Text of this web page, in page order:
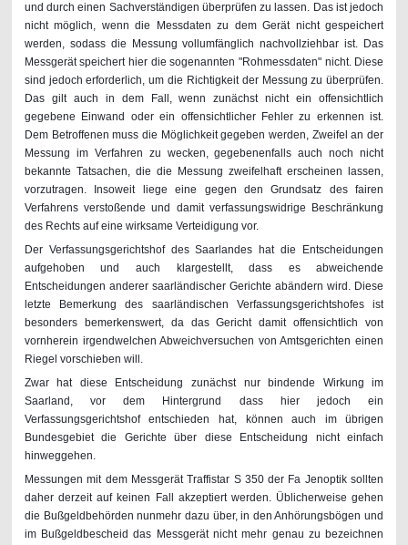
und durch einen Sachverständigen überprüfen zu lassen. Das ist jedoch
nicht möglich, wenn die Messdaten zu dem Gerät nicht gespeichert
werden, sodass die Messung vollumfänglich nachvollziehbar ist. Das
Messgerät speichert hier die sogenannten "Rohmessdaten" nicht. Diese
sind jedoch erforderlich, um die Richtigkeit der Messung zu überprüfen.
Das gilt auch in dem Fall, wenn zunächst nicht ein offensichtlich
gegebene Einwand oder ein offensichtlicher Fehler zu erkennen ist.
Dem Betroffenen muss die Möglichkeit gegeben werden, Zweifel an der
Messung im Verfahren zu wecken, gegebenenfalls auch noch nicht
bekannte Tatsachen, die die Messung zweifelhaft erscheinen lassen,
vorzutragen. Insoweit liege eine gegen den Grundsatz des fairen
Verfahrens verstoßende und damit verfassungswidrige Beschränkung
des Rechts auf eine wirksame Verteidigung vor.
Der Verfassungsgerichtshof des Saarlandes hat die Entscheidungen
aufgehoben und auch klargestellt, dass es abweichende
Entscheidungen anderer saarländischer Gerichte abändern wird. Diese
letzte Bemerkung des saarländischen Verfassungsgerichtshofes ist
besonders bemerkenswert, da das Gericht damit offensichtlich von
vornherein irgendwelchen Abweichversuchen von Amtsgerichten einen
Riegel vorschieben will.
Zwar hat diese Entscheidung zunächst nur bindende Wirkung im
Saarland, vor dem Hintergrund dass hier jedoch ein
Verfassungsgerichtshof entschieden hat, können auch im übrigen
Bundesgebiet die Gerichte über diese Entscheidung nicht einfach
hinweggehen.
Messungen mit dem Messgerät Traffistar S 350 der Fa Jenoptik sollten
daher derzeit auf keinen Fall akzeptiert werden. Üblicherweise gehen
die Bußgeldbehörden nunmehr dazu über, in den Anhörungsbögen und
im Bußgeldbescheid das Messgerät nicht mehr genau zu bezeichnen